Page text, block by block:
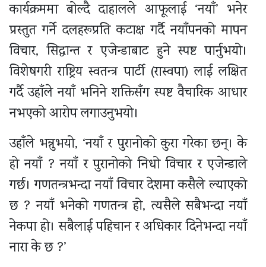
कार्यक्रममा बोल्दै दाहालले आफूलाई ‘नयाँ’ भनेर
प्रस्तुत गर्ने दलहरूप्रति कटाक्ष गर्दै नयाँपनको मापन
विचार, सिद्धान्त र एजेन्डाबाट हुने स्पष्ट पार्नुभयो।
विशेषगरी राष्ट्रिय स्वतन्त्र पार्टी (रास्वपा) लाई लक्षित
गर्दै उहाँले नयाँ भनिने शक्तिसँग स्पष्ट वैचारिक आधार
नभएको आरोप लगाउनुभयो।
उहाँले भन्नुभयो, ‘नयाँ र पुरानोको कुरा गरेका छन्। के
हो नयाँ ? नयाँ र पुरानोको निधो विचार र एजेन्डाले
गर्छ। गणतन्त्रभन्दा नयाँ विचार देशमा कसैले ल्याएको
छ ? नयाँ भनेको गणतन्त्र हो, त्यसैले सबैभन्दा नयाँ
नेकपा हो। सबैलाई पहिचान र अधिकार दिनेभन्दा नयाँ
नारा के छ ?’